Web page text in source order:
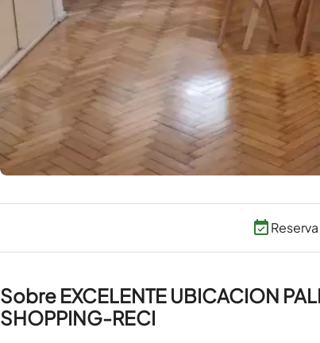
Sobre EXCELENTE UBICACION
SHOPPING-RECI